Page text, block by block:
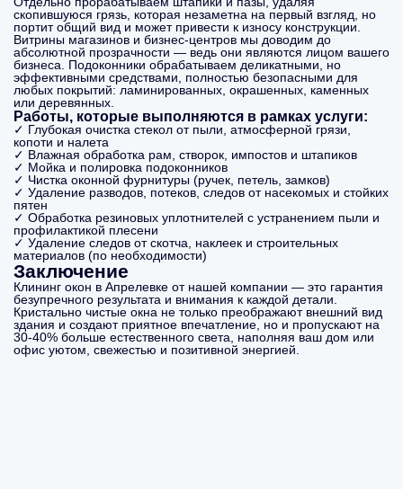
скопившуюся грязь, которая незаметна на первый взгляд, но
портит общий вид и может привести к износу конструкции.
Витрины магазинов и бизнес-центров мы доводим до
абсолютной прозрачности — ведь они являются лицом вашего
бизнеса. Подоконники обрабатываем деликатными, но
эффективными средствами, полностью безопасными для
любых покрытий: ламинированных, окрашенных, каменных
или деревянных.
Работы, которые выполняются в рамках услуги:
✓ Глубокая очистка стекол от пыли, атмосферной грязи,
копоти и налета
✓ Влажная обработка рам, створок, импостов и штапиков
✓ Мойка и полировка подоконников
✓ Чистка оконной фурнитуры (ручек, петель, замков)
✓ Удаление разводов, потеков, следов от насекомых и стойких
пятен
✓ Обработка резиновых уплотнителей с устранением пыли и
профилактикой плесени
✓ Удаление следов от скотча, наклеек и строительных
материалов (по необходимости)
Заключение
Клининг окон в Апрелевке от нашей компании — это гарантия
безупречного результата и внимания к каждой детали.
Кристально чистые окна не только преображают внешний вид
здания и создают приятное впечатление, но и пропускают на
30-40% больше естественного света, наполняя ваш дом или
офис уютом, свежестью и позитивной энергией.